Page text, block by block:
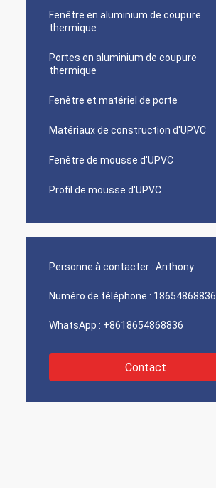
Fenêtre en aluminium de coupure
thermique
Portes en aluminium de coupure
thermique
Fenêtre et matériel de porte
Matériaux de construction d'UPVC
Fenêtre de mousse d'UPVC
Profil de mousse d'UPVC
Personne à contacter : Anthony
Numéro de téléphone : 18654868836
WhatsApp : +8618654868836
Contact